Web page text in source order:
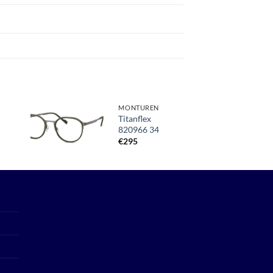
Toevoegen
aan
MONTUREN
Titanflex
820966 34
€295